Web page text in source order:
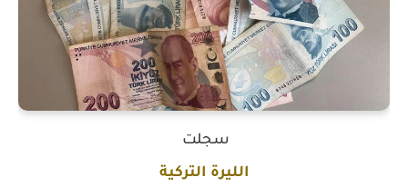
سجلت
الليرة التركية